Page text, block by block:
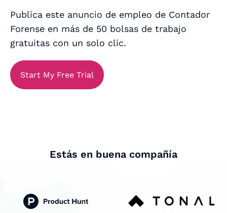
Publica este anuncio de empleo de Contador
Forense en más de 50 bolsas de trabajo
gratuitas con un solo clic.
Start My Free Trial
Estás en buena compañía